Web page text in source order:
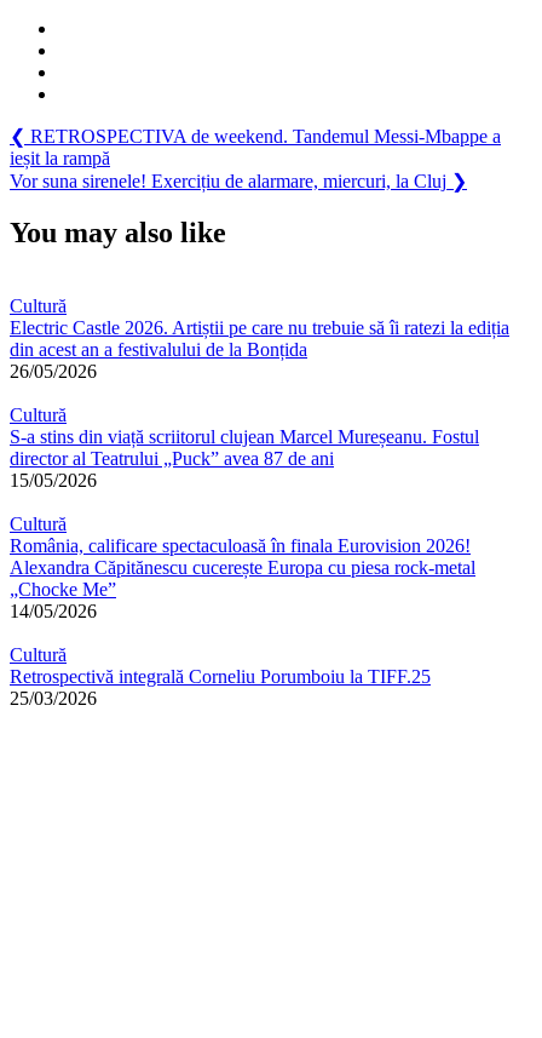
Navigare
în
❮ Previous
Post:
RETROSPECTIVA de weekend. Tandemul Messi-Mbappe a
ieșit la rampă
Next
Vor suna sirenele! Exercițiu de alarmare, miercuri, la Cluj ❯
You may also like
Cultură
Electric Castle 2026. Artiștii pe care nu trebuie să îi ratezi la ediția
din acest an a festivalului de la Bonțida
26/05/2026
Cultură
S-a stins din viață scriitorul clujean Marcel Mureșeanu. Fostul
director al Teatrului „Puck” avea 87 de ani
15/05/2026
Cultură
România, calificare spectaculoasă în finala Eurovision 2026!
Alexandra Căpitănescu cucerește Europa cu piesa rock-metal
„Chocke Me”
14/05/2026
Cultură
Retrospectivă integrală Corneliu Porumboiu la TIFF.25
25/03/2026